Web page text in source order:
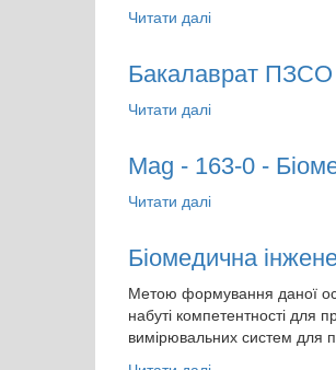
Читати далі
Бакалаврат ПЗСО
Читати далі
Mag - 163-0 -
Читати далі
Біомедична
Метою формування даної
набуті компетентності для
вимірювальних систем для